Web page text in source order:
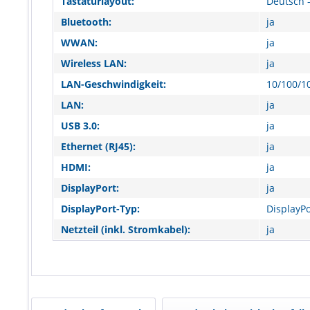
Bluetooth:
ja
WWAN:
ja
Wireless LAN:
ja
LAN-Geschwindigkeit:
10/100/
LAN:
ja
USB 3.0:
ja
Ethernet (RJ45):
ja
HDMI:
ja
DisplayPort:
ja
DisplayPort-Typ:
Netzteil (inkl. Stromkabel):
ja